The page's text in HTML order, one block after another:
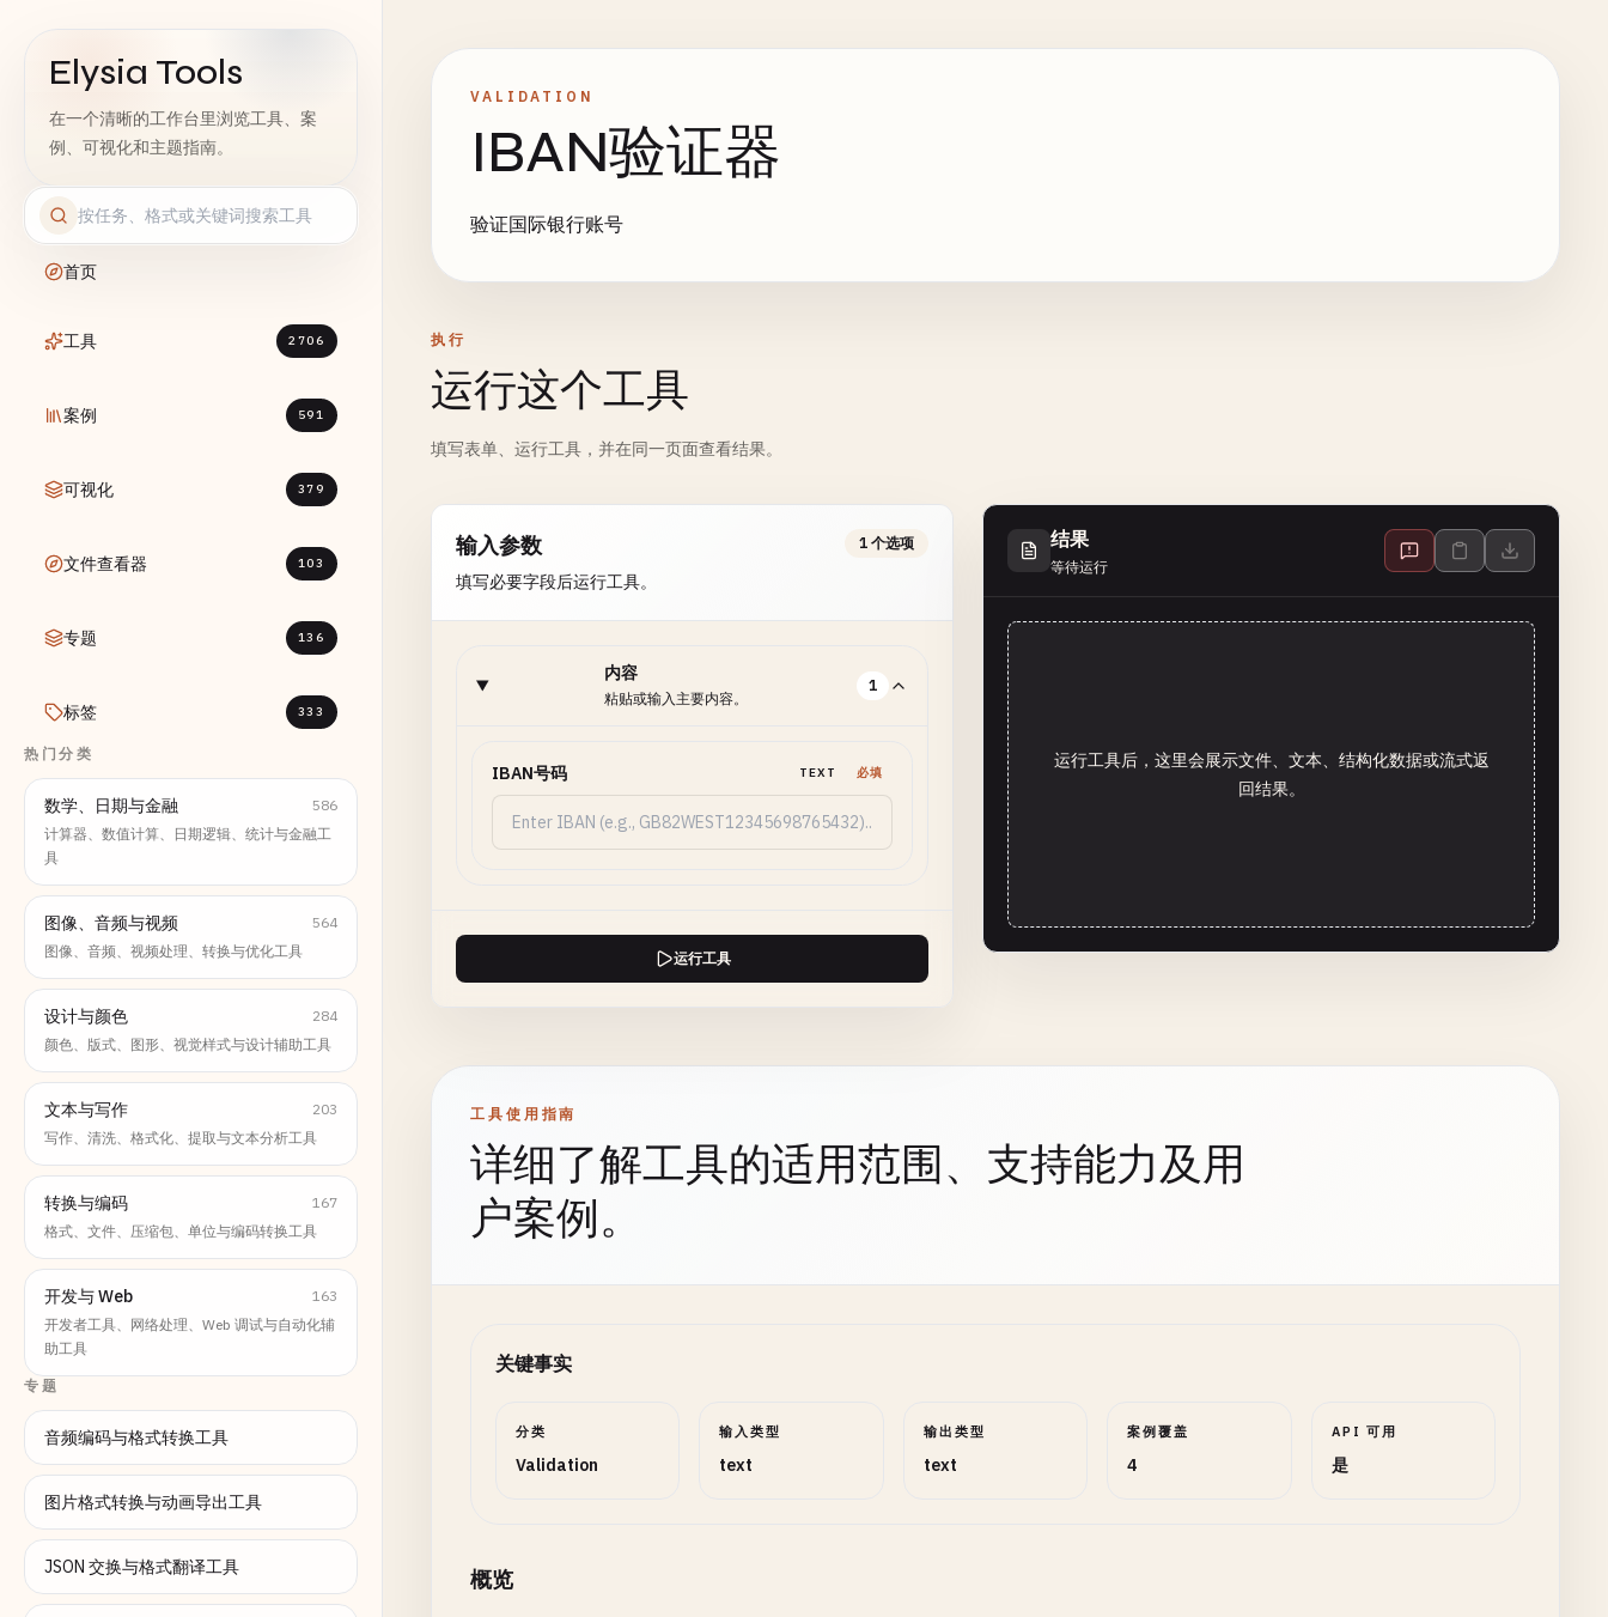
Elysia Tools
在一个清晰的工作台里浏览工具、案
例、可视化和主题指南。
首页
工具 2706
案例 591
可视化 379
文件查看器 103
专题 136
标签 333
热门分类
数学、日期与金融
586
计算器、数值计算、日期逻辑、统计与金融工
具
图像、音频与视频
564
图像、音频、视频处理、转换与优化工具
设计与颜色
284
颜色、版式、图形、视觉样式与设计辅助工具
文本与写作
203
写作、清洗、格式化、提取与文本分析工具
转换与编码
167
格式、文件、压缩包、单位与编码转换工具
开发与 Web
163
开发者工具、网络处理、Web 调试与自动化辅
助工具
专题
音频编码与格式转换工具
图片格式转换与动画导出工具
JSON 交换与格式翻译工具
VALIDATION
IBAN验证器
验证国际银行账号
执行
运行这个工具
填写表单、运行工具，并在同一页面查看结果。
输入参数
填写必要字段后运行工具。
1 个选项
内容
粘贴或输入主要内容。
1
IBAN号码 TEXT 必填
运行工具
结果
等待运行
运行工具后，这里会展示文件、文本、结构化数据或流式返
回结果。
工具使用指南
详细了解工具的适用范围、支持能力及用
户案例。
关键事实
分类
Validation
输入类型
text
输出类型
text
案例覆盖
4
API 可用
是
概览